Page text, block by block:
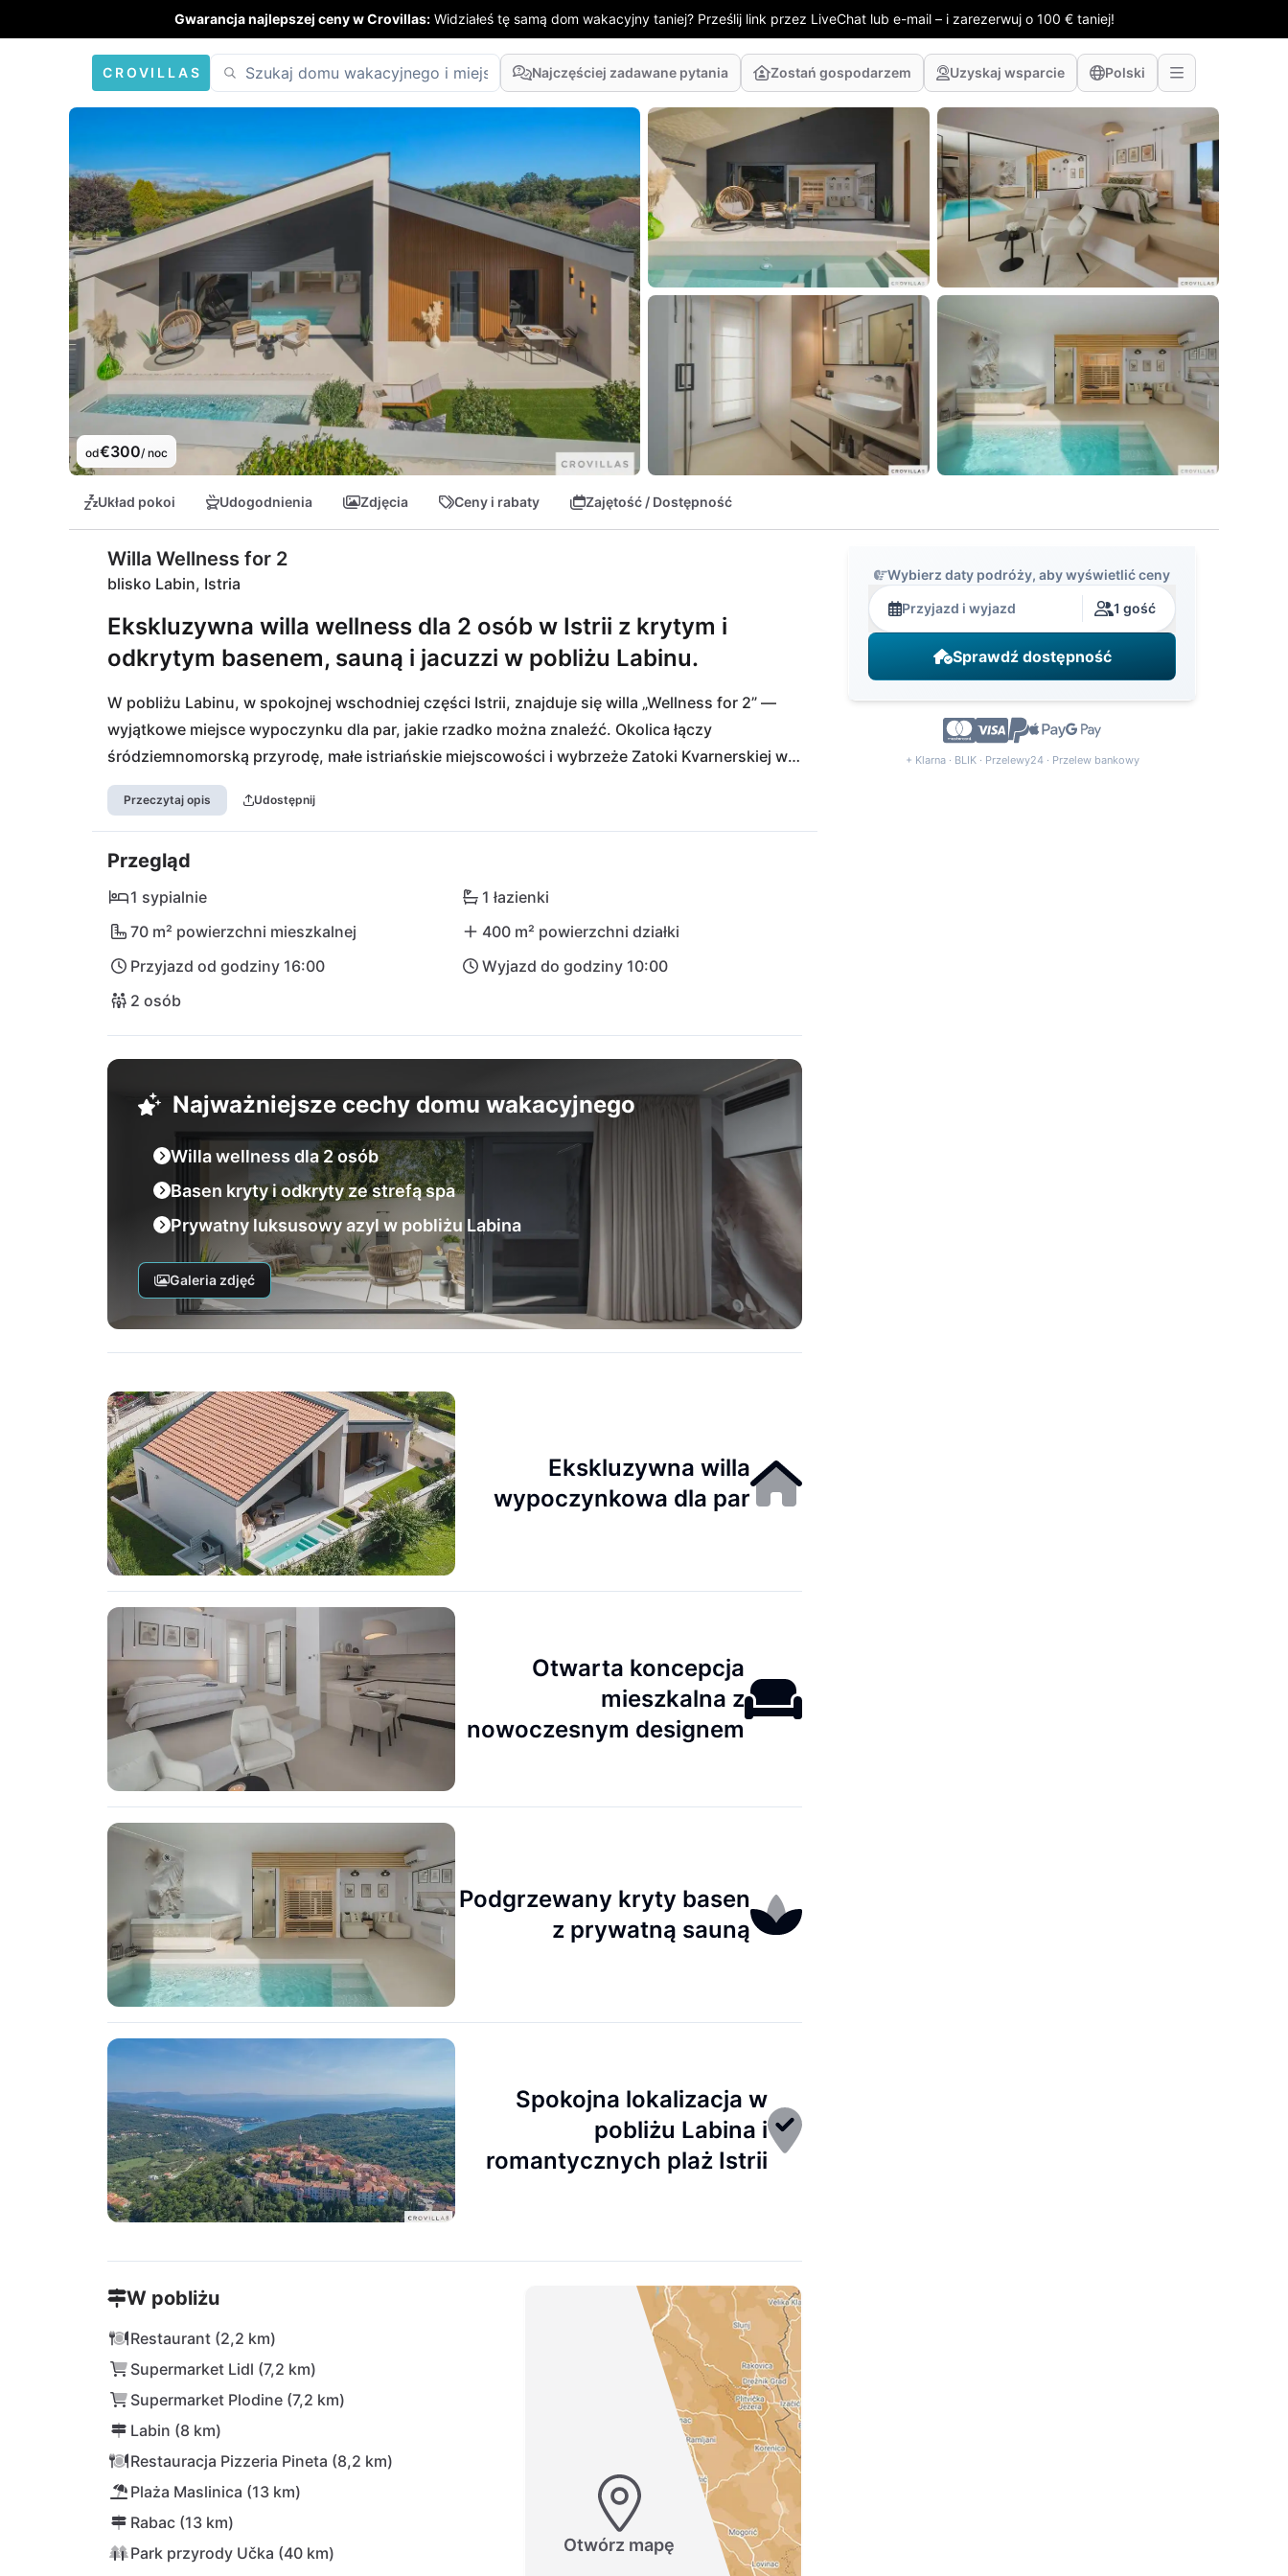
Gwarancja najlepszej ceny w Crovillas: Widziałeś tę samą dom wakacyjny taniej? Prześlij link przez LiveChat lub e-mail – i zarezerwuj o 100 € taniej!
CROVILLAS Najczęściej zadawane pytania Zostań gospodarzem Uzyskaj wsparcie Polski
od€300/ noc
Układ pokoi Udogodnienia Zdjęcia Ceny i rabaty Zajętość / Dostępność
Willa Wellness for 2
blisko Labin, Istria
Ekskluzywna willa wellness dla 2 osób w Istrii z krytym i
odkrytym basenem, sauną i jacuzzi w pobliżu Labinu.
W pobliżu Labinu, w spokojnej wschodniej części Istrii, znajduje się willa „Wellness for 2” —
wyjątkowe miejsce wypoczynku dla par, jakie rzadko można znaleźć. Okolica łączy
śródziemnomorską przyrodę, małe istriańskie miejscowości i wybrzeże Zatoki Kvarnerskiej w
idealną scenerię na odprężające dni we dwoje. Jednocześnie panuje tu poczucie całkowitego
spokoju i prywatności, co czyni to miejsce idealnym na romantyczne chwile wytchnienia,
weekendy wellness i wyjątkowe momenty z dala od codzienności.
Przeczytaj opis Udostępnij
Przegląd
1 sypialnie
1 łazienki
70 m² powierzchni mieszkalnej
400 m² powierzchni działki
Przyjazd od godziny 16:00
Wyjazd do godziny 10:00
2 osób
Najważniejsze cechy domu wakacyjnego
Willa wellness dla 2 osób
Basen kryty i odkryty ze strefą spa
Prywatny luksusowy azyl w pobliżu Labina
Galeria zdjęć
Ekskluzywna willa
wypoczynkowa dla par
Otwarta koncepcja
mieszkalna z
nowoczesnym designem
Podgrzewany kryty basen
z prywatną sauną
Spokojna lokalizacja w
pobliżu Labina i
romantycznych plaż Istrii
W pobliżu
Restaurant (2,2 km)
Supermarket Lidl (7,2 km)
Supermarket Plodine (7,2 km)
Labin (8 km)
Restauracja Pizzeria Pineta (8,2 km)
Plaża Maslinica (13 km)
Rabac (13 km)
Park przyrody Učka (40 km)
Otwórz mapę
Wybierz daty podróży, aby wyświetlić ceny
Przyjazd i wyjazd 1 gość
Sprawdź dostępność
+ Klarna · BLIK · Przelewy24 · Przelew bankowy